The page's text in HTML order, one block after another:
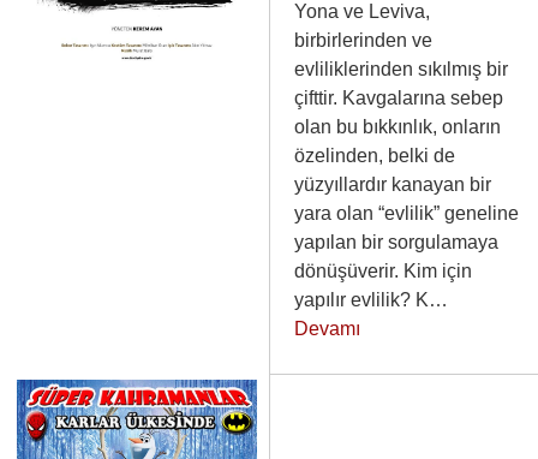
Yona ve Leviva,
birbirlerinden ve
evliliklerinden sıkılmış bir
çifttir. Kavgalarına sebep
olan bu bıkkınlık, onların
özelinden, belki de
yüzyıllardır kanayan bir
yara olan “evlilik” geneline
yapılan bir sorgulamaya
dönüşüverir. Kim için
yapılır evlilik? K…
Devamı